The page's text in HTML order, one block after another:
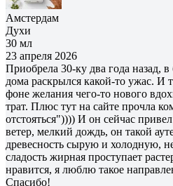
Амстердам
Духи
30 мл
23 апреля 2026
Приобрела 30-ку два года назад,
дома раскрылся какой-то ужас. И
фоне желания чего-то нового
трат. Плюс тут на сайте прочла
отстояться")))) И он сейчас
ветер, мелкий дождь, он такой
древесность сырую и холодную,
сладость жирная проступает
нравится, я люблю такое
Спасибо!